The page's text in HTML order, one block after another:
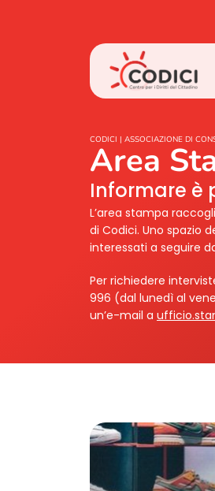
CODICI | ASSOCIAZIONE DI
Area
Informare è
L’area stampa
di Codici. Uno spazio
interessati a seguire
Per richiedere
996 (dal lunedì al
un’e-mail a